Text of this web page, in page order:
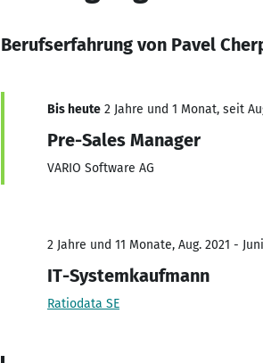
Berufserfahrung von Pavel
Bis heute 2 Jahre und 1 Monat, seit
Pre-Sales Manager
VARIO Software AG
2 Jahre und 11 Monate, Aug. 2021 -
IT-Systemkaufmann
Ratiodata SE